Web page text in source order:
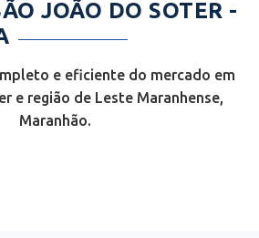
JOÃO DO SOTER -
e eficiente do mercado em
e região de Leste Maranhense,
Maranhão.